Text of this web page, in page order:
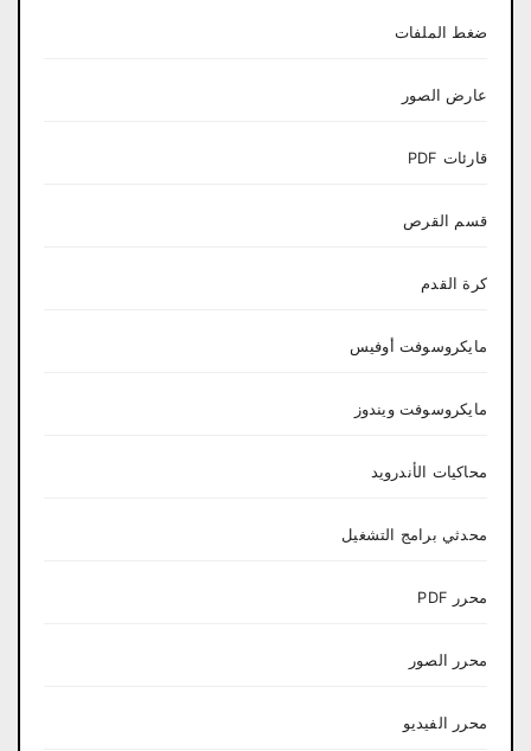
ضغط الملفات
عارض الصور
قارئات PDF
قسم القرص
كرة القدم
مايكروسوفت أوفيس
مايكروسوفت ويندوز
محاكيات الأندرويد
محدثي برامج التشغيل
محرر PDF
محرر الصور
محرر الفيديو